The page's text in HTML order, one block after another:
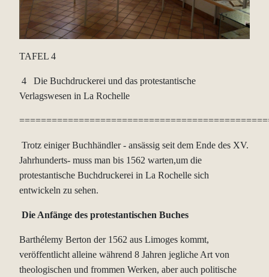
TAFEL 4
4 Die Buchdruckerei und das protestantische
Verlagswesen in La Rochelle
Trotz einiger Buchhändler - ansässig seit dem Ende des XV.
Jahrhunderts- muss man bis 1562 warten,um die
protestantische Buchdruckerei in La Rochelle sich
entwickeln zu sehen.
Die Anfänge des protestantischen Buches
Barthélemy Berton der 1562 aus Limoges kommt,
veröffentlicht alleine während 8 Jahren jegliche Art von
theologischen und frommen Werken, aber auch politische